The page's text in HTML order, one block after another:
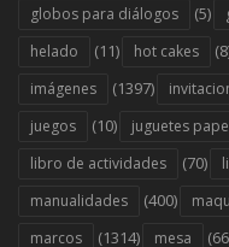
globos para diálogos (5)
helado (11) hot cakes
imágenes (1397)
juegos (10) juguetes
libro de actividades (70)
manualidades (400)
marcos (1314) mesa